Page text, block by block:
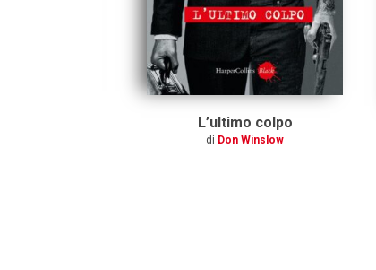
L’ultimo colpo
di Don Winslow